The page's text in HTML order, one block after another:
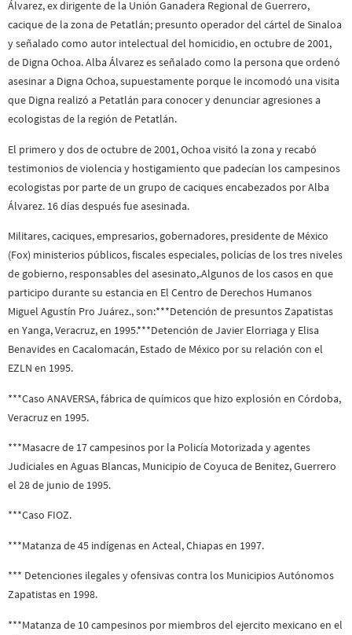
Álvarez, ex dirigente de la Unión Ganadera Regional de Guerrero,
cacique de la zona de Petatlán; presunto operador del cártel de Sinaloa
y señalado como autor intelectual del homicidio, en octubre de 2001,
de Digna Ochoa. Alba Álvarez es señalado como la persona que ordenó
asesinar a Digna Ochoa, supuestamente porque le incomodó una visita
que Digna realizó a Petatlán para conocer y denunciar agresiones a
ecologistas de la región de Petatlán.
El primero y dos de octubre de 2001, Ochoa visitó la zona y recabó
testimonios de violencia y hostigamiento que padecían los campesinos
ecologistas por parte de un grupo de caciques encabezados por Alba
Álvarez. 16 días después fue asesinada.
Militares, caciques, empresarios, gobernadores, presidente de México
(Fox) ministerios públicos, fiscales especiales, policías de los tres niveles
de gobierno, responsables del asesinato,.Algunos de los casos en que
participo durante su estancia en El Centro de Derechos Humanos
Miguel Agustín Pro Juárez., son:***Detención de presuntos Zapatistas
en Yanga, Veracruz, en 1995.***Detención de Javier Elorriaga y Elisa
Benavides en Cacalomacán, Estado de México por su relación con el
EZLN en 1995.
***Caso ANAVERSA, fábrica de químicos que hizo explosión en Córdoba,
Veracruz en 1995.
***Masacre de 17 campesinos por la Policía Motorizada y agentes
Judiciales en Aguas Blancas, Municipio de Coyuca de Benitez, Guerrero
el 28 de junio de 1995.
***Caso FIOZ.
***Matanza de 45 indígenas en Acteal, Chiapas en 1997.
*** Detenciones ilegales y ofensivas contra los Municipios Autónomos
Zapatistas en 1998.
***Matanza de 10 campesinos por miembros del ejercito mexicano en el